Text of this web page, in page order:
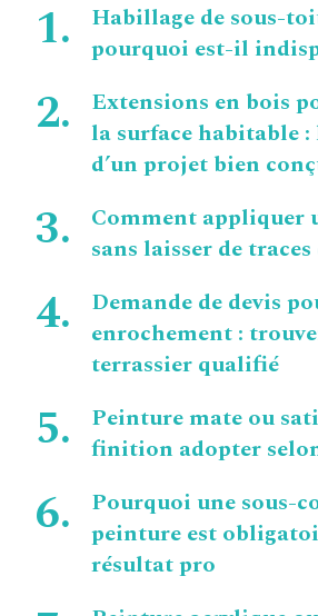
Habillage de sous-
pourquoi est-il
Extensions en bois
la surface habitable :
d’un projet bien
Comment appliquer
sans laisser de
Demande de devis
enrochement :
terrassier qualifié
Peinture mate ou
finition adopter
Pourquoi une sous-
peinture est
résultat pro